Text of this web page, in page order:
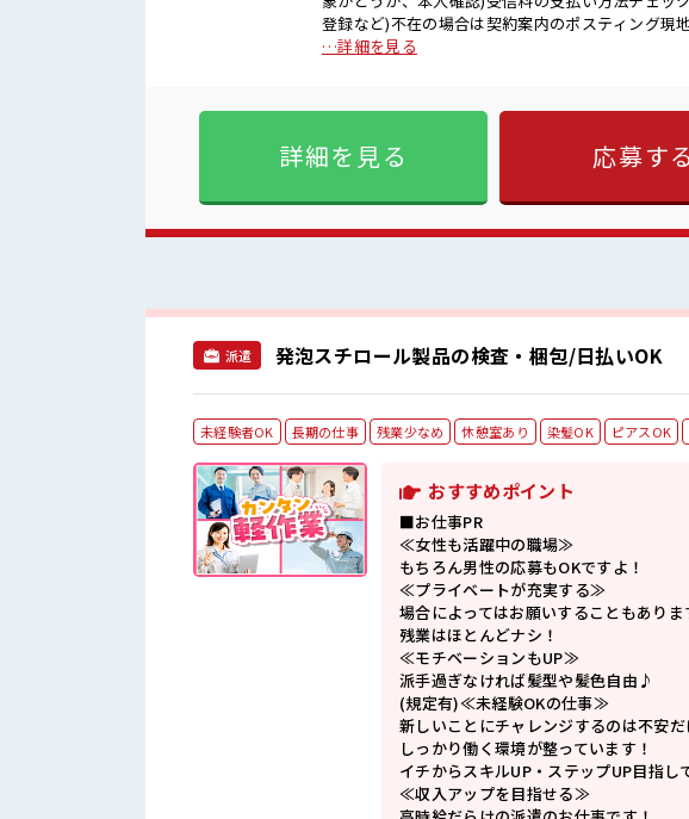
登録など)不在の場合は契約案内のポスティング現
修正) ■お仕事PR ≪プライベートが充実する≫ 場合によってはお願いすることもありますが、
す！ イチからスキルUP・ステップUP目指してい
タイム！ のんびりスマホチェック♪ ロッカーあり
…詳細を見る
詳細を見る 応募する
派遣 発泡スチロール製品の検査・梱包/日払いOK
未経験者OK 長期の仕事 残業少なめ 休憩室あり 染髪OK ピアスOK
おすすめポイント
■お仕事PR
≪女性も活躍中の職場≫
もちろん男性の応募もOKですよ！
≪プライベートが充実する≫
場合によってはお願いすることもありま
残業はほとんどナシ！
≪モチベーションもUP≫
派手過ぎなければ髪型や髪色自由♪
(規定有)≪未経験OKの仕事≫
新しいことにチャレンジするのは不安だ
しっかり働く環境が整っています！
イチからスキルUP・ステップUP目指し
≪収入アップを目指せる≫